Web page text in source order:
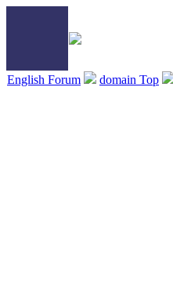
English Forum domain Top